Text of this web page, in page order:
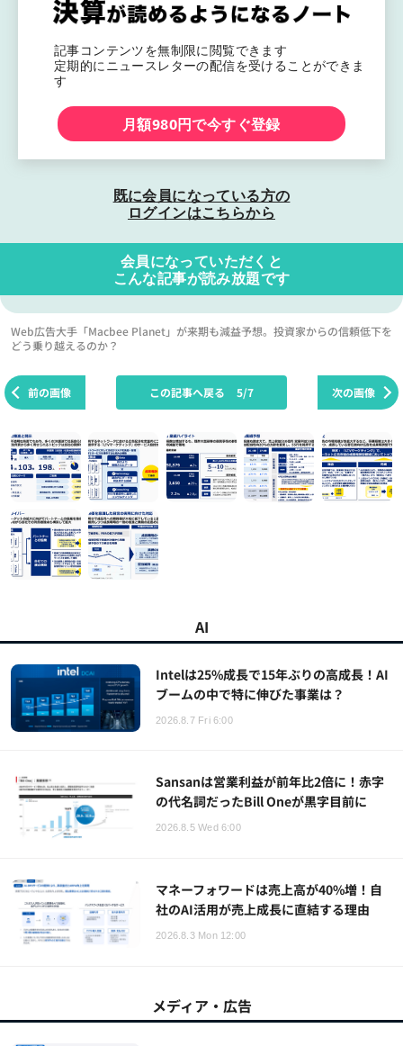
記事コンテンツを無制限に閲覧できます
定期的にニュースレターの配信を受けることができま
す
月額980円で今すぐ登録
既に会員になっている方の
ログインはこちらから
会員になっていただくと
こんな記事が読み放題です
Web広告大手「Macbee Planet」が来期も減益予想。投資家からの信頼低下を
どう乗り越えるのか？
前の画像 次の画像
この記事へ戻る 5/7
AI
Intelは25%成長で15年ぶりの高成長！AI
ブームの中で特に伸びた事業は？
2026.8.7 Fri 6:00
Sansanは営業利益が前年比2倍に！赤字
の代名詞だったBill Oneが黒字目前に
2026.8.5 Wed 6:00
マネーフォワードは売上高が40%増！自
社のAI活用が売上成長に直結する理由
2026.8.3 Mon 12:00
メディア・広告